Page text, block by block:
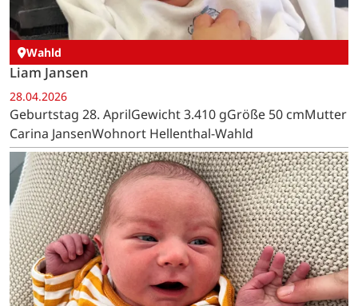
Wahld
Liam Jansen
28.04.2026
Geburtstag 28. AprilGewicht 3.410 gGröße 50 cmMutter
Carina JansenWohnort Hellenthal-Wahld